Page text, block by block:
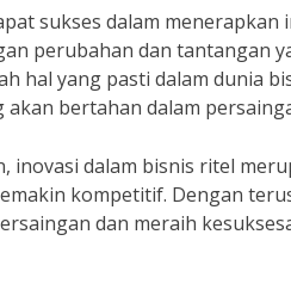
sukses dalam
perubahan dan tantangan
hal yang pasti dalam dunia
akan bertahan dalam
inovasi dalam bisnis ritel
kompetitif. Dengan
dan meraih